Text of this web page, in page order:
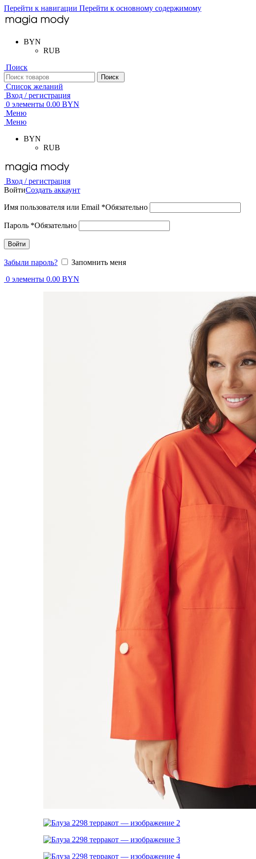
Перейти к навигации Перейти к основному содержимому
BYN
RUB
Поиск
Поиск
Список желаний
Вход / регистрация
0 элементы 0.00 BYN
Меню
Меню
BYN
RUB
Вход / регистрация
ВойтиСоздать аккаунт
Имя пользователя или Email *Обязательно
Пароль *Обязательно
Войти
Забыли пароль?
Запомнить меня
0 элементы 0.00 BYN